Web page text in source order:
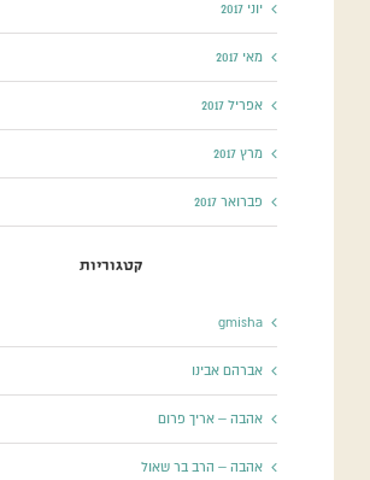
יוני 2017
מאי 2017
אפריל 2017
מרץ 2017
פברואר 2017
קטגוריות
gmisha
אברהם אבינו
אהבה – אריך פרום
אהבה – הרב בר שאול